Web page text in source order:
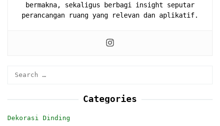
bermakna, sekaligus berbagi insight seputar
perancangan ruang yang relevan dan aplikatif.
Categories
Dekorasi Dinding